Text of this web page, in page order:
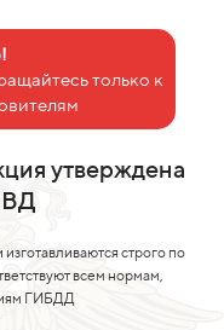
только к
утверждена
строго по
всем нормам,
ГИБДД